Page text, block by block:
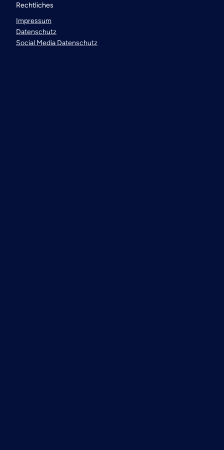
Rechtliches
Impressum
Datenschutz
Social Media Datenschutz